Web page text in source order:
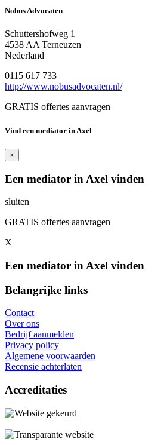
Nobus Advocaten
Schuttershofweg 1
4538 AA Terneuzen
Nederland
0115 617 733
http://www.nobusadvocaten.nl/
GRATIS offertes aanvragen
Vind een mediator in Axel
×
Een mediator in Axel vinden
sluiten
GRATIS offertes aanvragen
X
Een mediator in Axel vinden
Belangrijke links
Contact
Over ons
Bedrijf aanmelden
Privacy policy
Algemene voorwaarden
Recensie achterlaten
Accreditaties